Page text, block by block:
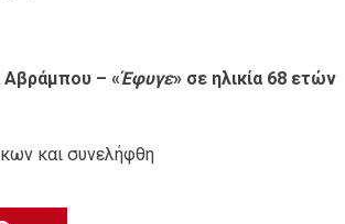
Αβράμπου – «Έφυγε» σε ηλικία 68 ετών
και συνελήφθη